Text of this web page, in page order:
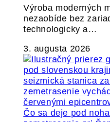
Výroba moderných
nezaobíde bez
technologicky a…
3. augusta 2026
Čo sa deje pod